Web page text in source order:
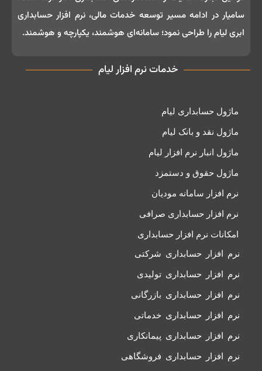
سامیار در ادامه مسیر توسعه خدمات مالی، نرم‌ افزار حسابداری
ابری لیام را طراحی نمود؛ سامانه‌ای هوشمند، یکپارچه و هوشمند.
خدمات نرم افزار لیام
ماژول حسابداری لیام
ماژول نقد و بانک لیام
ماژول انبار نرم افزار لیام
ماژول حقوق و دستمزد
نرم افزار سامانه مودیان
نرم افزار حسابداری صرافی
امکانات نرم افزار حسابداری
نرم افزار حسابداری شرکتی
نرم افزار حسابداری تولیدی
نرم افزار حسابداری بازرگانی
نرم افزار حسابداری خدماتی
نرم افزار حسابداری پیمانکاری
نرم افزار حسابداری فروشگاهی